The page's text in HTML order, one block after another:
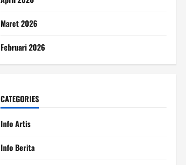
Maret 2026
Februari 2026
CATEGORIES
Info Artis
Info Berita